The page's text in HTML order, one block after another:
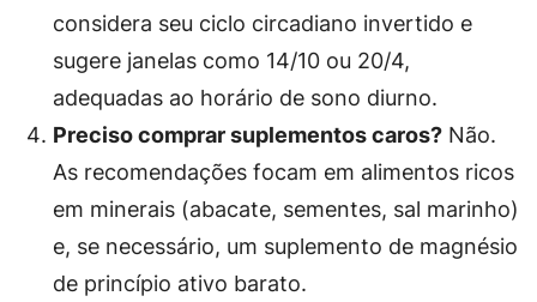
considera seu ciclo circadiano invertido e
sugere janelas como 14/10 ou 20/4,
adequadas ao horário de sono diurno.
Preciso comprar suplementos caros? Não.
As recomendações focam em alimentos ricos
em minerais (abacate, sementes, sal marinho)
e, se necessário, um suplemento de magnésio
de princípio ativo barato.